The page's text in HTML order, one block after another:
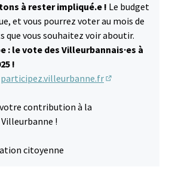
à rester impliqué.e ! Le budget
et vous pourrez voter au mois de
que vous souhaitez voir aboutir.
: le vote des Villeurbannais·es à
!
participez.villeurbanne.fr
contribution à la
!
citoyenne